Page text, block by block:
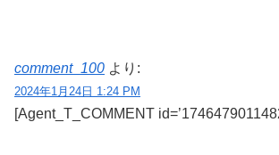
comment_100 より:
2024年1月24日 1:24 PM
[Agent_T_COMMENT